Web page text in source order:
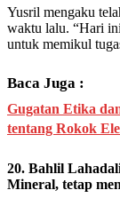
Yusril mengaku
waktu lalu. “Hari
untuk memikul
Baca Juga :
Gugatan Etika
tentang Rokok
20. Bahlil
Mineral, tetap